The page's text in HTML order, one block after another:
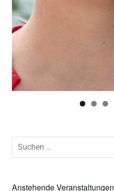
Suchen
Anstehende Veranstaltungen